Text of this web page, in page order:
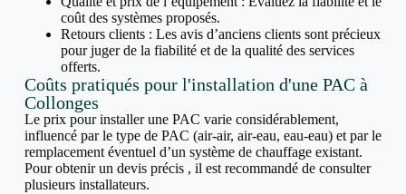
coût des systèmes proposés.
Retours clients : Les avis d’anciens clients sont précieux
pour juger de la fiabilité et de la qualité des services
offerts.
Coûts pratiqués pour l'installation d'une PAC à
Collonges
Le prix pour installer une PAC varie considérablement,
influencé par le type de PAC (air-air, air-eau, eau-eau) et par le
remplacement éventuel d’un système de chauffage existant.
Pour obtenir un devis précis , il est recommandé de consulter
plusieurs installateurs.